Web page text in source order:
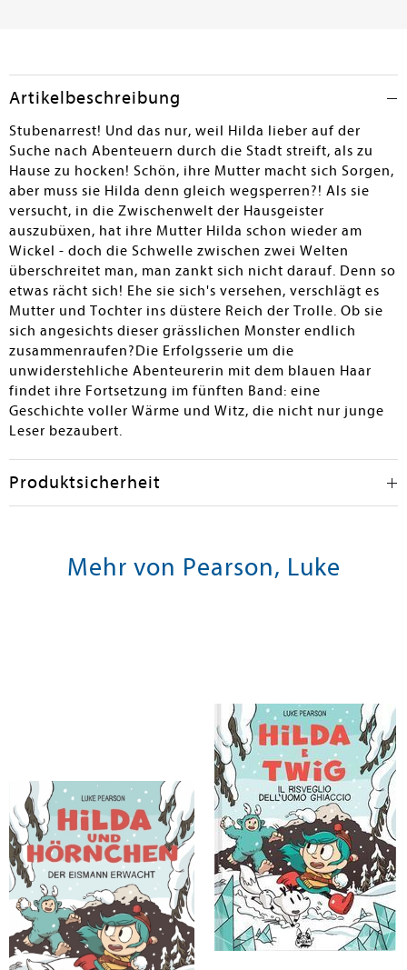
grafische Gestaltung gut zusammen. Doch in diesem
Band bleibt das Ende offen und enthält eine Bedrohung.
Die Botschaft ist wiederum, allen Geschöpfen ihren
Platz zuzugestehen und mit Vertrauen und Liebe auf
andere zuzugehen. Und wieder ist dieser Band mehr als
nur ein netter Kindercomic, der diesmal nicht ohne
seinen Folgeband eingestellt werden sollte.
Lotte Schüler
Artikelbeschreibung
Stubenarrest! Und das nur, weil Hilda lieber auf der
Suche nach Abenteuern durch die Stadt streift, als zu
Hause zu hocken! Schön, ihre Mutter macht sich Sorgen,
aber muss sie Hilda denn gleich wegsperren?! Als sie
versucht, in die Zwischenwelt der Hausgeister
auszubüxen, hat ihre Mutter Hilda schon wieder am
Wickel - doch die Schwelle zwischen zwei Welten
überschreitet man, man zankt sich nicht darauf. Denn so
etwas rächt sich! Ehe sie sich's versehen, verschlägt es
Mutter und Tochter ins düstere Reich der Trolle. Ob sie
sich angesichts dieser grässlichen Monster endlich
zusammenraufen?Die Erfolgsserie um die
unwiderstehliche Abenteurerin mit dem blauen Haar
findet ihre Fortsetzung im fünften Band: eine
Geschichte voller Wärme und Witz, die nicht nur junge
Leser bezaubert.
Produktsicherheit
Mehr von Pearson, Luke